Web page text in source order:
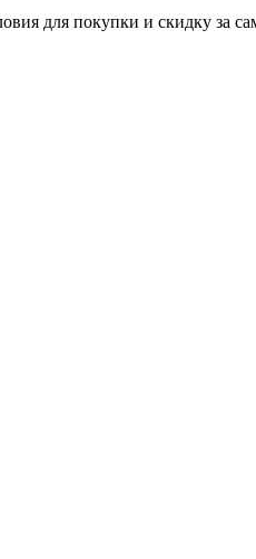
для покупки и скидку за